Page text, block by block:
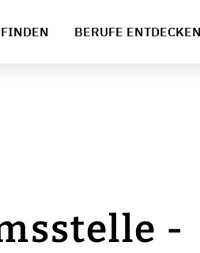
BERUFE ENTDECKEN
-